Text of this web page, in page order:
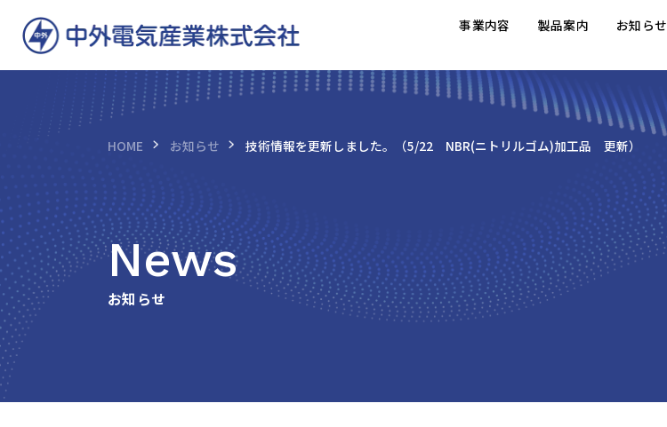
事業内容 製品案内 お知らせ
HOME お知らせ 技術情報を更新しました。（5/22 NBR(ニトリルゴム)加工品 更新）
News
お知らせ